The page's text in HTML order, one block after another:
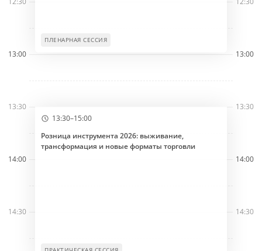
13:00 13:00
13:30 13:30
14:00 14:00
14:30 14:30
ПЛЕНАРНАЯ СЕССИЯ
13:30–15:00
Розница инструмента 2026: выживание,
трансформация и новые форматы торговли